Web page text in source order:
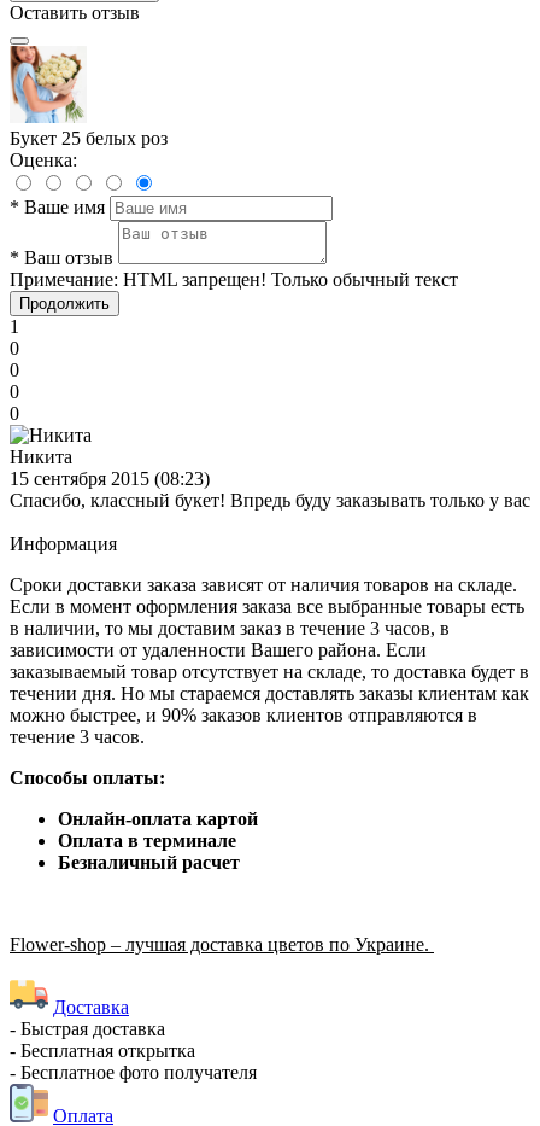
Оставить отзыв
Букет 25 белых роз
Оценка:
* Ваше имя
* Ваш отзыв
Примечание: HTML запрещен! Только обычный текст
Продолжить
1
0
0
0
0
Никита
15 сентября 2015 (08:23)
Спасибо, классный букет! Впредь буду заказывать только у вас
Информация
Сроки доставки заказа зависят от наличия товаров на складе.
Если в момент оформления заказа все выбранные товары есть
в наличии, то мы доставим заказ в течение 3 часов, в
зависимости от удаленности Вашего района. Если
заказываемый товар отсутствует на складе, то доставка будет в
течении дня. Но мы стараемся доставлять заказы клиентам как
можно быстрее, и 90% заказов клиентов отправляются в
течение 3 часов.
Способы оплаты:
Онлайн-оплата картой
Оплата в терминале
Безналичный расчет
Flower-shop – лучшая доставка цветов по Украине.
Доставка
- Быстрая доставка
- Бесплатная открытка
- Бесплатное фото получателя
Оплата